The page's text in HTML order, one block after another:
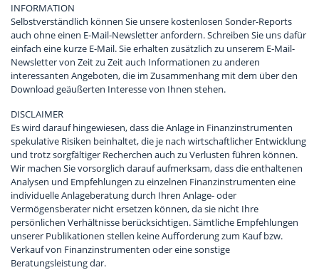
INFORMATION
Selbstverständlich können Sie unsere kostenlosen Sonder-Reports
auch ohne einen E-Mail-Newsletter anfordern. Schreiben Sie uns dafür
einfach eine kurze E-Mail. Sie erhalten zusätzlich zu unserem E-Mail-
Newsletter von Zeit zu Zeit auch Informationen zu anderen
interessanten Angeboten, die im Zusammenhang mit dem über den
Download geäußerten Interesse von Ihnen stehen.
DISCLAIMER
Es wird darauf hingewiesen, dass die Anlage in Finanzinstrumenten
spekulative Risiken beinhaltet, die je nach wirtschaftlicher Entwicklung
und trotz sorgfältiger Recherchen auch zu Verlusten führen können.
Wir machen Sie vorsorglich darauf aufmerksam, dass die enthaltenen
Analysen und Empfehlungen zu einzelnen Finanzinstrumenten eine
individuelle Anlageberatung durch Ihren Anlage- oder
Vermögensberater nicht ersetzen können, da sie nicht Ihre
persönlichen Verhältnisse berücksichtigen. Sämtliche Empfehlungen
unserer Publikationen stellen keine Aufforderung zum Kauf bzw.
Verkauf von Finanzinstrumenten oder eine sonstige
Beratungsleistung dar.